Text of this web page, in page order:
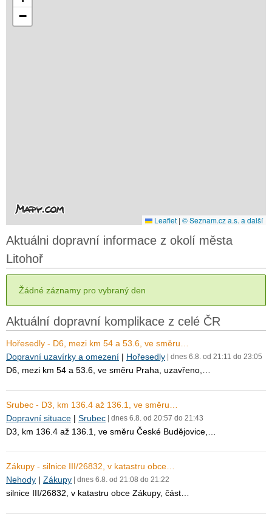
−
Leaflet | © Seznam.cz a.s. a další
Aktuálni dopravní informace z okolí města
Litohoř
Žádné záznamy pro vybraný den
Aktuální dopravní komplikace z celé ČR
Hořesedly - D6, mezi km 54 a 53.6, ve směru…
Dopravní uzavírky a omezení | Hořesedly | dnes 6.8. od 21:11 do 23:05
D6, mezi km 54 a 53.6, ve směru Praha, uzavřeno,…
Srubec - D3, km 136.4 až 136.1, ve směru…
Dopravní situace | Srubec | dnes 6.8. od 20:57 do 21:43
D3, km 136.4 až 136.1, ve směru České Budějovice,…
Zákupy - silnice III/26832, v katastru obce…
Nehody | Zákupy | dnes 6.8. od 21:08 do 21:22
silnice III/26832, v katastru obce Zákupy, část…